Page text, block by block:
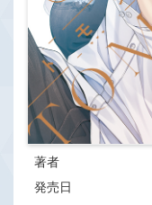
著者
発売日